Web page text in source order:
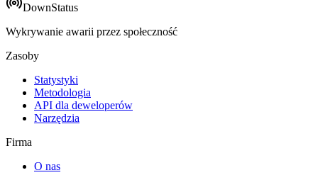
DownStatus
Wykrywanie awarii przez społeczność
Zasoby
Statystyki
Metodologia
API dla deweloperów
Narzędzia
Firma
O nas